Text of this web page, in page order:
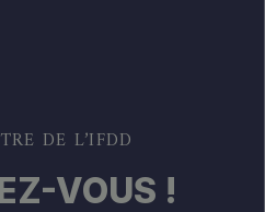
DE L’IFDD
VOUS !